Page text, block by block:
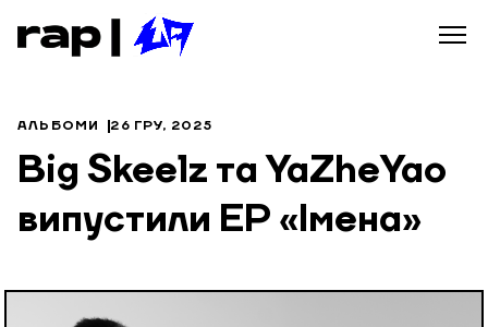
АЛЬБОМИ 26 ГРУ, 2025
Big Skeelz та YaZheYao
випустили EP «Імена»